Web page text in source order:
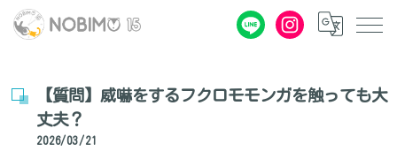
【質問】威嚇をするフクロモモンガを触っても大
丈夫？
2026/03/21